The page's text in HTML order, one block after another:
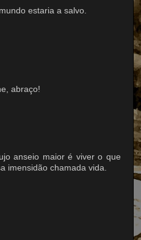
estaria a salvo.
abraço!
anseio maior é viver o que
imensidão chamada vida.